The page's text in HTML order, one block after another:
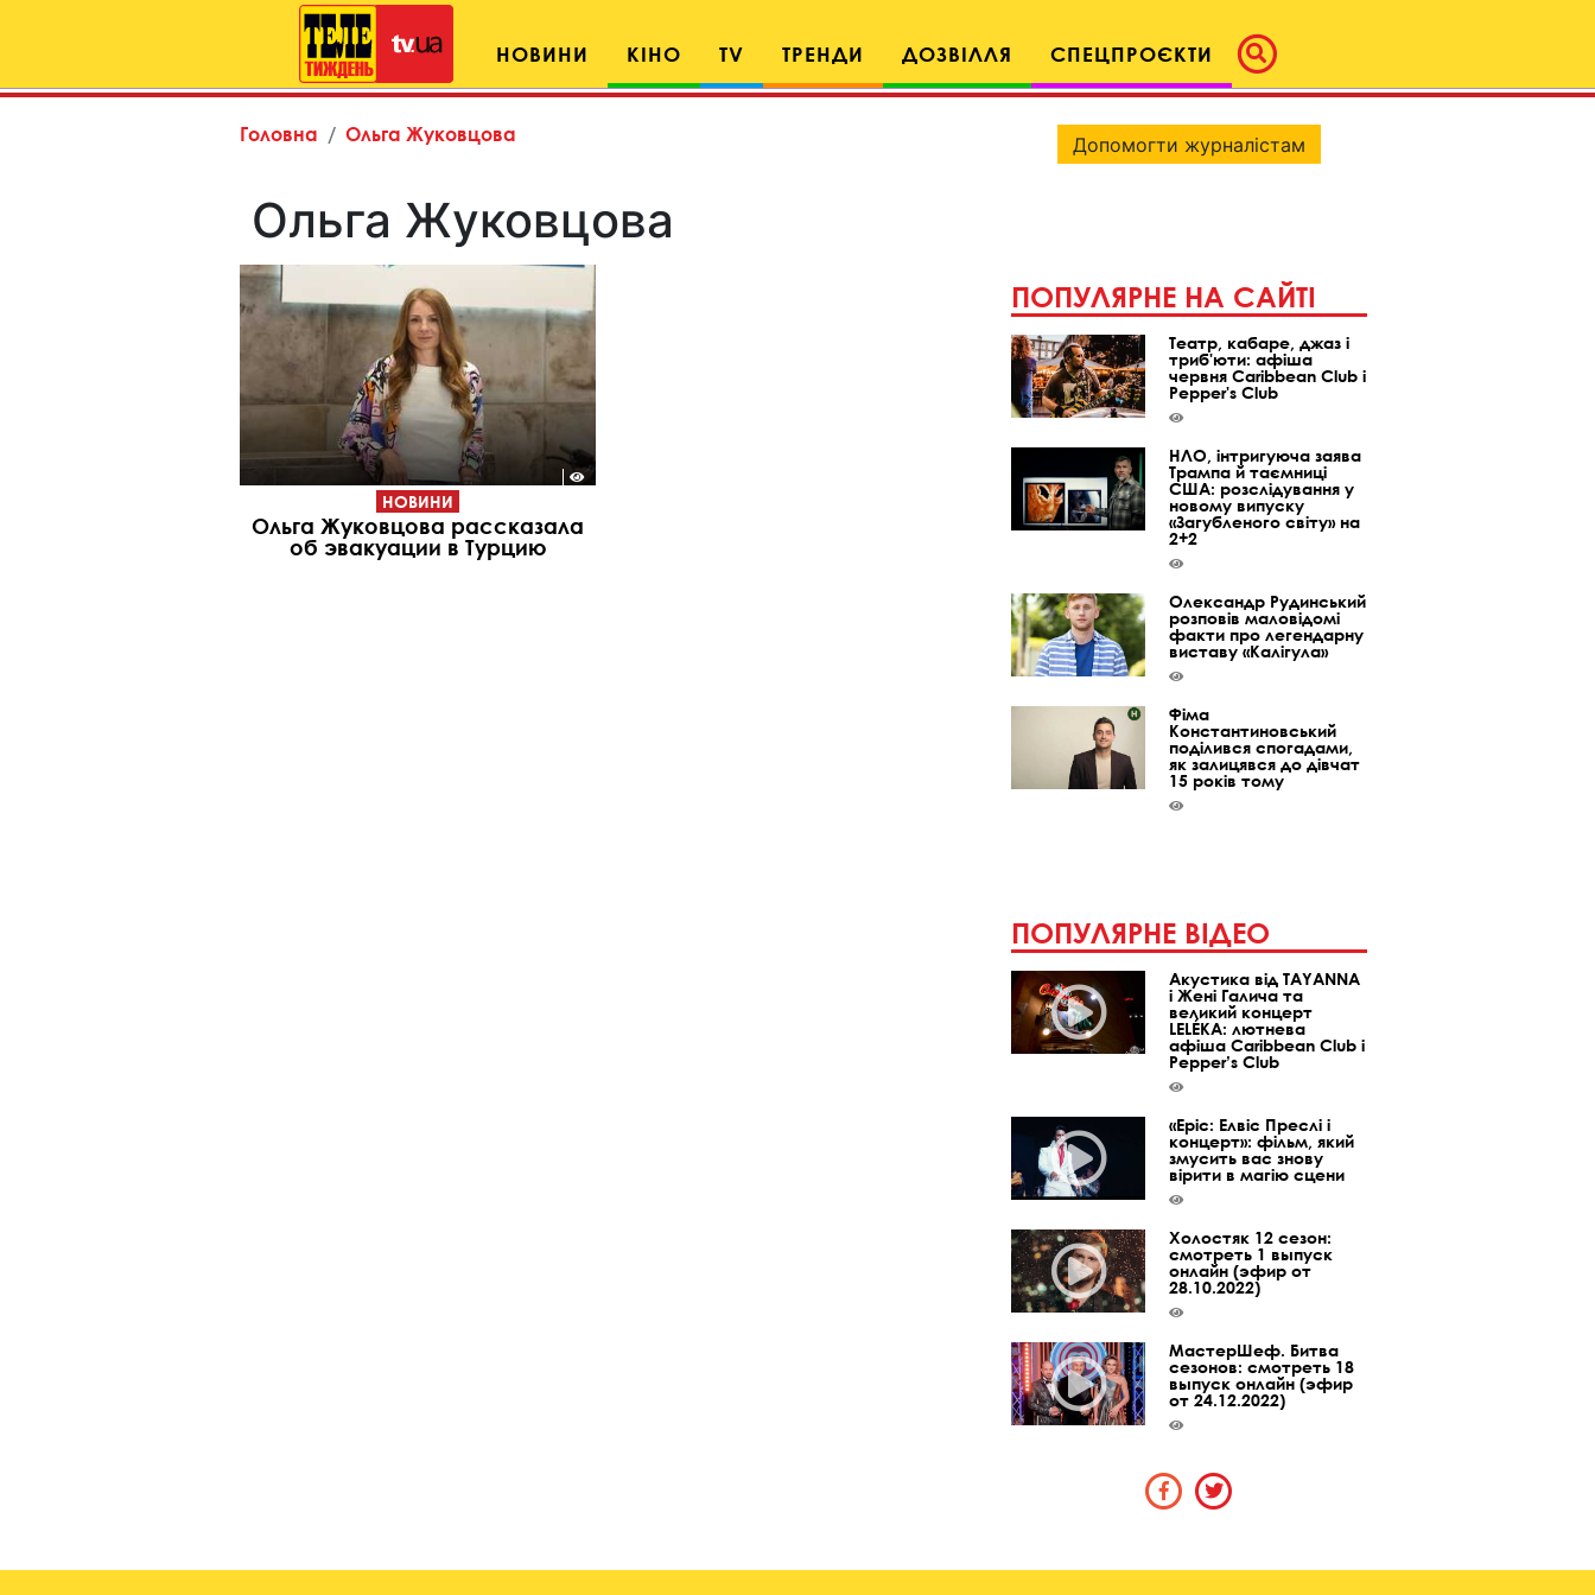
НОВИНИ КІНО TV ТРЕНДИ ДОЗВІЛЛЯ СПЕЦПРОЄКТИ
Головна Ольга Жуковцова
Ольга Жуковцова
НОВИНИ
Ольга Жуковцова рассказала
об эвакуации в Турцию
Допомогти журналістам
ПОПУЛЯРНЕ НА САЙТІ
Театр, кабаре, джаз і
триб'юти: афіша
червня Caribbean Club і
Pepper's Club
НЛО, інтригуюча заява
Трампа й таємниці
США: розслідування у
новому випуску
«Загубленого світу» на
2+2
Олександр Рудинський
розповів маловідомі
факти про легендарну
виставу «Калігула»
Фіма
Константиновський
поділився спогадами,
як залицявся до дівчат
15 років тому
ПОПУЛЯРНЕ ВІДЕО
Акустика від TAYANNA
і Жені Галича та
великий концерт
LELÉKA: лютнева
афіша Caribbean Club і
Pepper’s Club
«Epic: Елвіс Преслі і
концерт»: фільм, який
змусить вас знову
вірити в магію сцени
Холостяк 12 сезон:
смотреть 1 выпуск
онлайн (эфир от
28.10.2022)
МастерШеф. Битва
сезонов: смотреть 18
выпуск онлайн (эфир
от 24.12.2022)